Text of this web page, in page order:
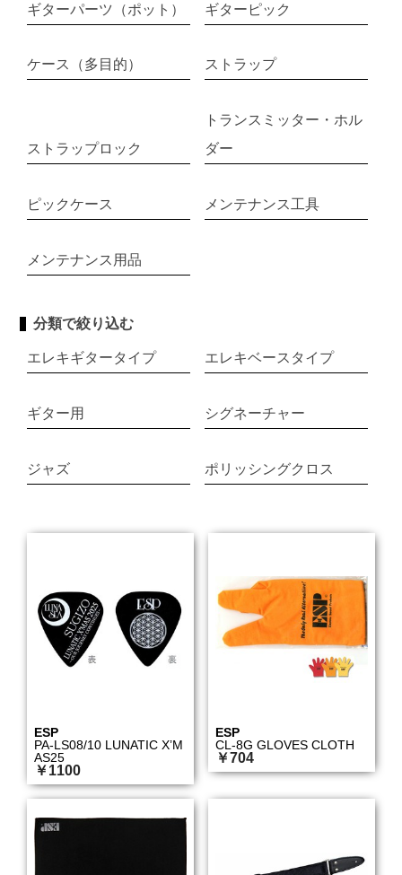
ギターパーツ（ポット） ギターピック
ケース（多目的） ストラップ
ストラップロック
トランスミッター・ホル
ダー
ピックケース メンテナンス工具
メンテナンス用品
分類で絞り込む
エレキギタータイプ エレキベースタイプ
ギター用 シグネーチャー
ジャズ ポリッシングクロス
ESP
PA-LS08/10 LUNATIC X’M
AS25
￥1100
ESP
CL-8G GLOVES CLOTH
￥704